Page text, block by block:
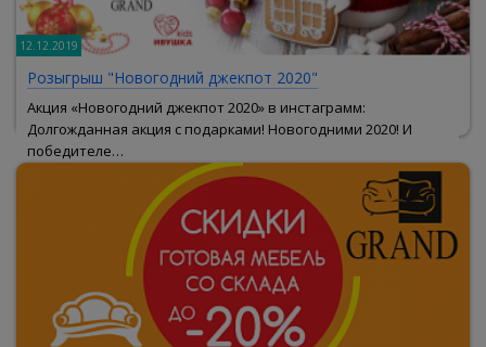
12.12.2019
Розыгрыш "Новогодний джекпот 2020"
Акция «Новогодний джекпот 2020» в инстаграмм:
Долгожданная акция с подарками! Новогодними 2020! И
победителе…